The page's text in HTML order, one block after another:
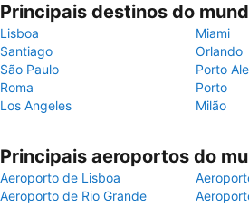
Principais destinos do
Lisboa
Miami
Santiago
Orlando
São Paulo
Porto
Roma
Porto
Los Angeles
Milão
Principais aeroportos do
Aeroporto de Lisboa
Aeroporto de Rio Grande